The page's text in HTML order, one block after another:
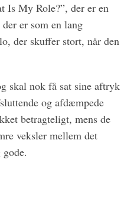
Is My Role?”, der er en
er som en lang
der skuffer stort, når den
skal nok få sat sine aftryk
og afdæmpede
betragteligt, mens de
veksler mellem det